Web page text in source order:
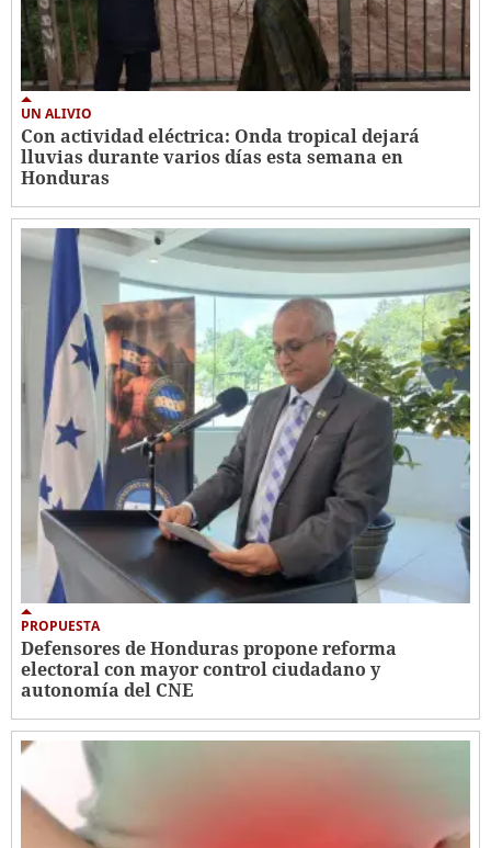
UN ALIVIO
Con actividad eléctrica: Onda tropical dejará
lluvias durante varios días esta semana en
Honduras
PROPUESTA
Defensores de Honduras propone reforma
electoral con mayor control ciudadano y
autonomía del CNE